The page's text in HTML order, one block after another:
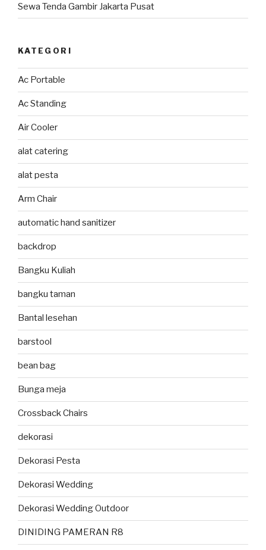
Sewa Tenda Gambir Jakarta Pusat
KATEGORI
Ac Portable
Ac Standing
Air Cooler
alat catering
alat pesta
Arm Chair
automatic hand sanitizer
backdrop
Bangku Kuliah
bangku taman
Bantal lesehan
barstool
bean bag
Bunga meja
Crossback Chairs
dekorasi
Dekorasi Pesta
Dekorasi Wedding
Dekorasi Wedding Outdoor
DINIDING PAMERAN R8